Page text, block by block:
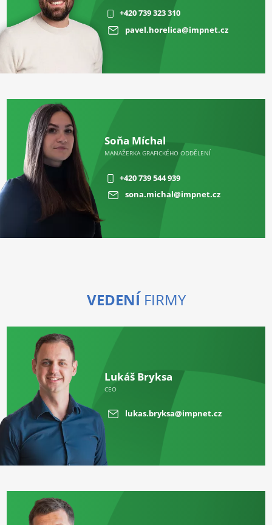
+420 739 323 310
pavel.horelica@impnet.cz
Soňa Míchal
MANAŽERKA GRAFICKÉHO ODDĚLENÍ
+420 739 544 939
sona.michal@impnet.cz
VEDENÍ FIRMY
Lukáš Bryksa
CEO
lukas.bryksa@impnet.cz